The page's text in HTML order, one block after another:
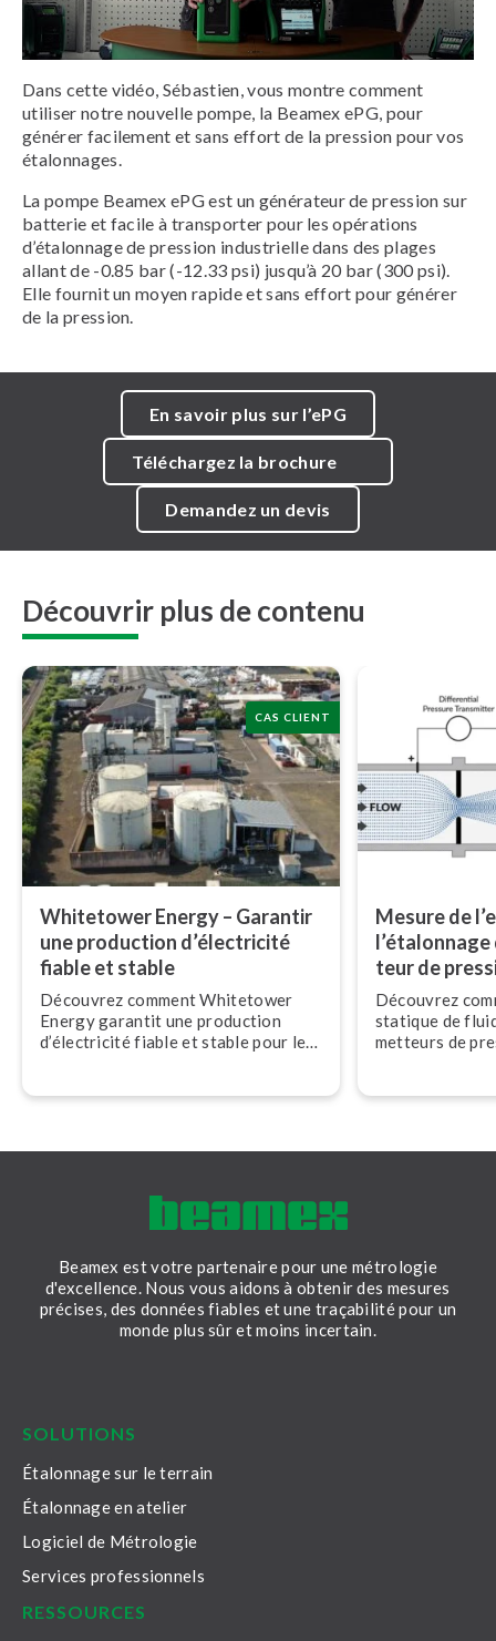
Dans cette vidéo, Sébastien, vous montre comment
utiliser notre nouvelle pompe, la Beamex ePG, pour
générer facilement et sans effort de la pression pour vos
étalonnages.
La pompe Beamex ePG est un générateur de pression sur
batterie et facile à transporter pour les opérations
d’étalonnage de pression industrielle dans des plages
allant de -0.85 bar (-12.33 psi) jusqu’à 20 bar (300 psi).
Elle fournit un moyen rapide et sans effort pour générer
de la pression.
En savoir plus sur l’ePG
Téléchargez la brochure
Demandez un devis
Découvrir plus de contenu
CAS CLIENT
Whitetower Energy – Garantir
une production d’électricité
fiable et stable
Découvrez comment Whitetower
Energy garantit une production
d’électricité fiable et stable pour le
Mesure de
teur de
Découvrez
statique de
met­teurs de
sur le terrain
Beamex est votre partenaire pour une métrologie
d'excellence. Nous vous aidons à obtenir des mesures
précises, des données fiables et une traçabilité pour un
monde plus sûr et moins incertain.
SOLUTIONS
Étalonnage sur le terrain
Étalonnage en atelier
Logiciel de Métrologie
Services professionnels
RESSOURCES